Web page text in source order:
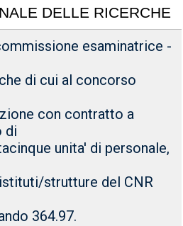
DELLE RICERCHE
esaminatrice -
di cui al concorso
con contratto a
di
unita' di personale,
strutture del CNR
364.97.